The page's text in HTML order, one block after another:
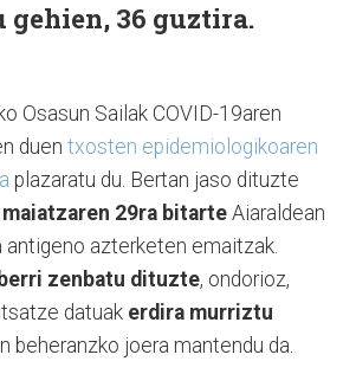
gehien, 36 guztira.
Osasun Sailak COVID-19aren
duen txosten epidemiologikoaren
plazaratu du. Bertan jaso dituzte
29ra bitarte Aiaraldean
antigeno azterketen emaitzak.
zenbatu dituzte, ondorioz,
datuak erdira murriztu
beheranzko joera mantendu da.